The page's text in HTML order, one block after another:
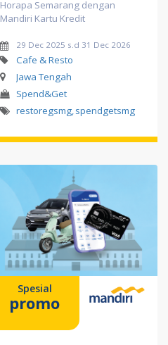
Horapa Semarang dengan
Mandiri Kartu Kredit
29 Dec 2025 s.d 31 Dec 2026
Cafe & Resto
Jawa Tengah
Spend&Get
restoregsmg,spendgetsmg
Spesial
promo